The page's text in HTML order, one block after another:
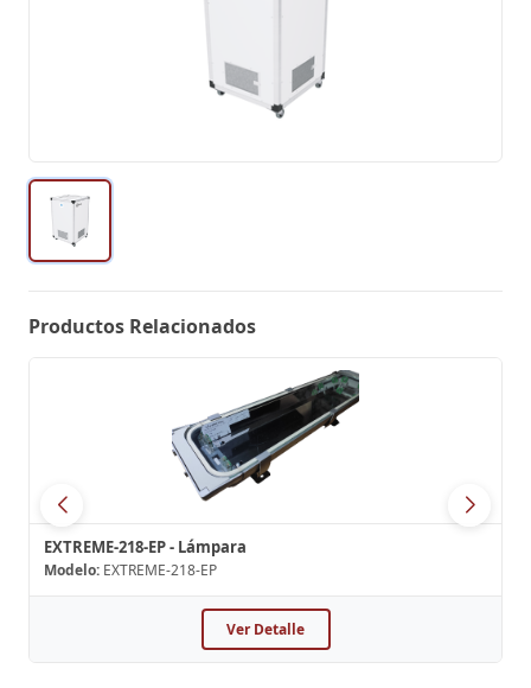
Productos Relacionados
EXTREME-218-EP - Lámpara
Modelo: EXTREME-218-EP
Ver Detalle